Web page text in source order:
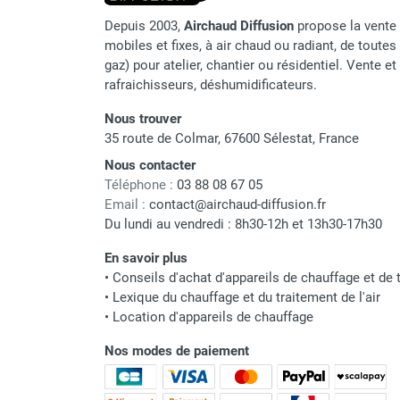
punaises de lit
Chauffage électrique infrarouge
Chauffage électrique par convection
Chauffage mobile au fioul et GNR
Chauffage fioul soufflant avec
cheminée et réservoir intégré
Chauffage fioul soufflant avec
cheminée à raccorder sur citerne
Chauffage fioul soufflant sans
cheminée à combustion directe
Chauffage fioul
Chauffage mobile au gaz propane /
butane
Chauffage mobile au gaz à
combustion directe
Chauffage mobile au gaz à
combustion indirecte
Chauffage mobile au gaz rayonnant
Depuis 2003, Airchaud Diffusion propose la
mobiles et fixes, à air chaud ou radiant, de
gaz) pour atelier, chantier ou résidentiel. Vente
rafraichisseurs, déshumidificateurs.
Nous trouver
35 route de Colmar, 67600 Sélestat, France
Nous contacter
Téléphone : 03 88 08 67 05
Email : contact@airchaud-diffusion.fr
Du lundi au vendredi : 8h30-12h et 13h30-17h30
En savoir plus
• Conseils d'achat d'appareils de chauffage et de
• Lexique du chauffage et du traitement de l'air
• Location d'appareils de chauffage
Nos modes de paiement